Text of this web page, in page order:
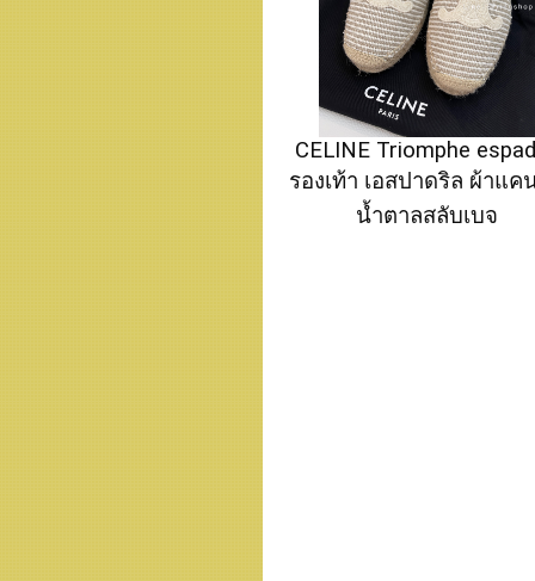
CELINE Triomphe
รองเท้า เอสปาดริล ผ้าแค
น้ำตาลสลับเบจ